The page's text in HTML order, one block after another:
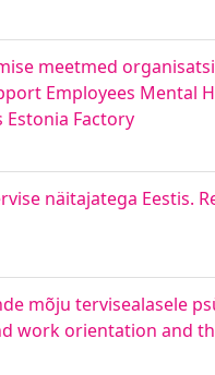
meetmed
Employees Mental
Estonia Factory
näitajatega Eestis.
mõju tervisealasele
work orientation and